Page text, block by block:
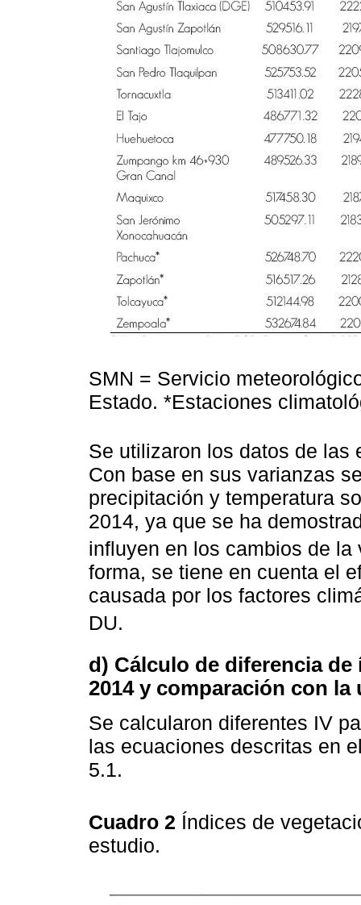
SMN = Servicio
Estado. *Estaciones
Se utilizaron los datos de las
Con base en sus varianzas
precipitación y temperatura
2014, ya que se ha
influyen en los cambios de la
forma, se tiene en cuenta el
causada por los factores
DU.
d) Cálculo de diferencia de
2014 y comparación con la
Se calcularon diferentes IV
las ecuaciones descritas en
5.1.
Cuadro 2 Índices de
estudio.